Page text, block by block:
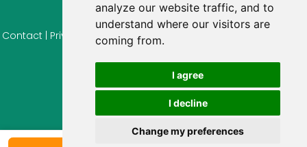
analyze our website traffic, and to
understand where our visitors are
coming from.
I agree
I decline
Change my preferences
© 2026 Ferienhaus-Tirol.eu
Contact Privacy Cookie settings